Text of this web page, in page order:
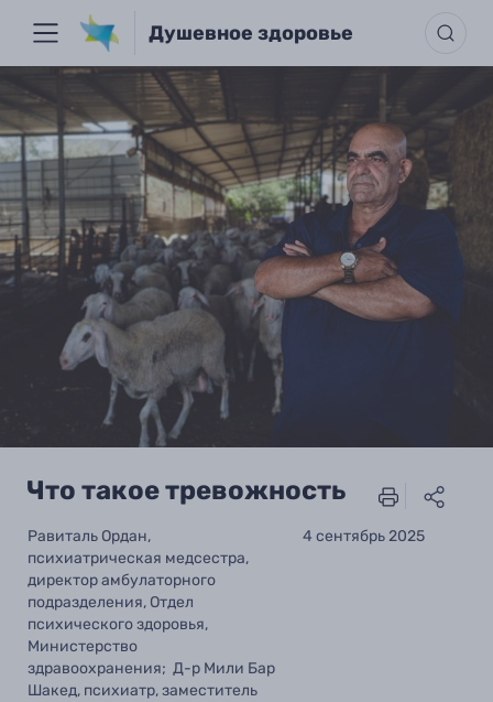
Душевное здоровье
Что такое тревожность
Равиталь Ордан,
психиатрическая медсестра,
директор амбулаторного
подразделения, Отдел
психического здоровья,
Министерство
здравоохранения; Д-р Мили Бар
Шакед, психиатр, заместитель
4 сентябрь 2025